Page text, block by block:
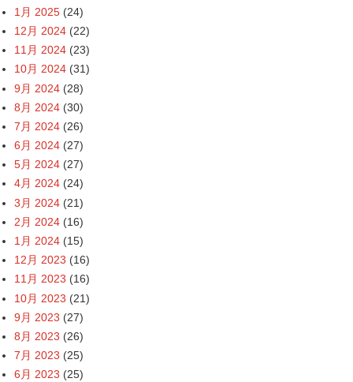
1月 2025 (24)
12月 2024 (22)
11月 2024 (23)
10月 2024 (31)
9月 2024 (28)
8月 2024 (30)
7月 2024 (26)
6月 2024 (27)
5月 2024 (27)
4月 2024 (24)
3月 2024 (21)
2月 2024 (16)
1月 2024 (15)
12月 2023 (16)
11月 2023 (16)
10月 2023 (21)
9月 2023 (27)
8月 2023 (26)
7月 2023 (25)
6月 2023 (25)